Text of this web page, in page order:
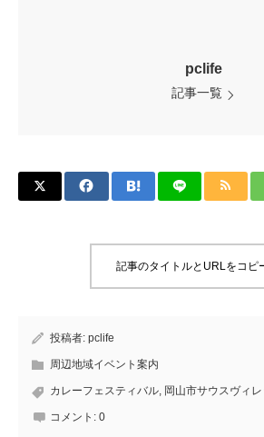
pclife
記事一覧
記事のタイトルとURLをコピ
投稿者: pclife
周辺地域イベント案内
カレーフェスティバル, 岡山市サウスヴィレ
コメント: 0